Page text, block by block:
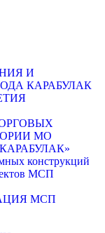
И
КАРАБУЛАК
МО
конструкций
МСП
МСП